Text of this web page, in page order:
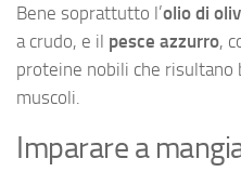
Bene soprattutto l’olio di
a crudo, e il pesce azzurro,
proteine nobili che risultano
muscoli.
Imparare a